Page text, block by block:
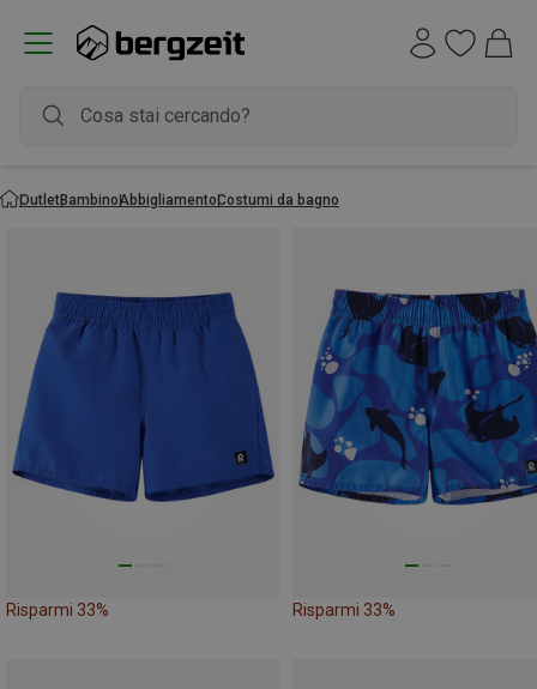
OutletBambinoAbbigliamentoCostumi da bagno
Risparmi 33% Risparmi 33%